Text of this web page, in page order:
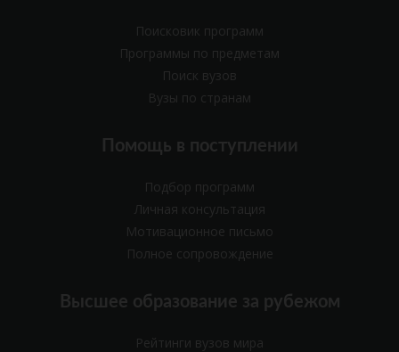
Поисковик программ
Программы по предметам
Поиск вузов
Вузы по странам
Помощь в поступлении
Подбор программ
Личная консультация
Мотивационное письмо
Полное сопровождение
Высшее образование за рубежом
Рейтинги вузов мира